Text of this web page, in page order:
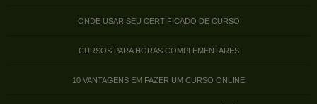
ONDE USAR SEU CERTIFICADO DE CURSO
CURSOS PARA HORAS COMPLEMENTARES
10 VANTAGENS EM FAZER UM CURSO ONLINE